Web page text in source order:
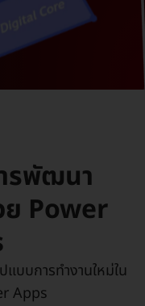
รพัฒนา
Power
บบการทำงานใหม่ใน
Apps